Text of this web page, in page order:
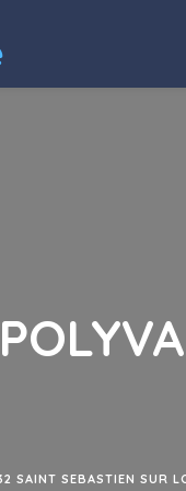
SAINT SEBASTIEN SUR